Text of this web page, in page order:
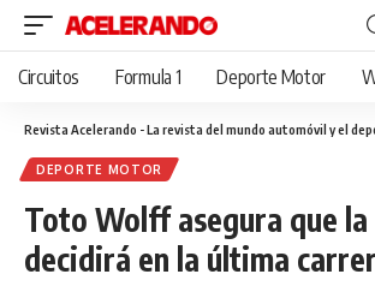
Circuitos Formula 1 Deporte Motor
Revista Acelerando - La revista del mundo automóvil y el
DEPORTE MOTOR
Toto Wolff asegura que la
decidirá en la última